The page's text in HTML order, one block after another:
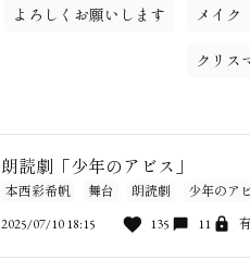
よろしくお願いします メイク
クリス
朗読劇「少年のアビス」
本西彩希帆 舞台 朗読劇 少年のア
2025/07/10 18:15
135 11